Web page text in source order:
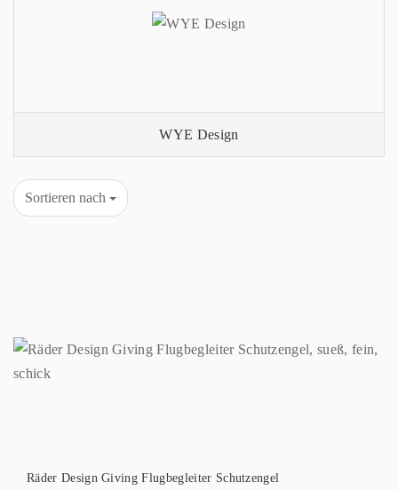
WYE Design
Sortieren nach
Räder Design Giving Flugbegleiter Schutzengel